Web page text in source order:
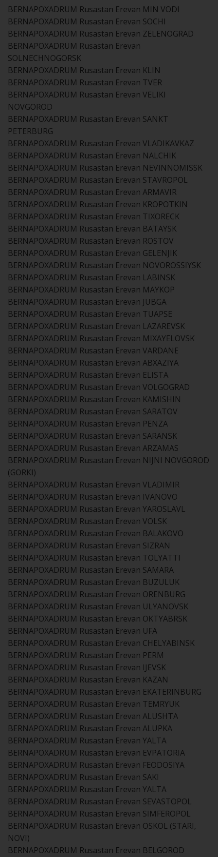
BERNAPOXADRUM Rusastan Erevan MIN VODI
BERNAPOXADRUM Rusastan Erevan SOCHI
BERNAPOXADRUM Rusastan Erevan ZELENOGRAD
BERNAPOXADRUM Rusastan Erevan
SOLNECHNOGORSK
BERNAPOXADRUM Rusastan Erevan KLIN
BERNAPOXADRUM Rusastan Erevan TVER
BERNAPOXADRUM Rusastan Erevan VELIKI
NOVGOROD
BERNAPOXADRUM Rusastan Erevan SANKT
PETERBURG
BERNAPOXADRUM Rusastan Erevan VLADIKAVKAZ
BERNAPOXADRUM Rusastan Erevan NALCHIK
BERNAPOXADRUM Rusastan Erevan NEVINNOMISSK
BERNAPOXADRUM Rusastan Erevan STAVROPOL
BERNAPOXADRUM Rusastan Erevan ARMAVIR
BERNAPOXADRUM Rusastan Erevan KROPOTKIN
BERNAPOXADRUM Rusastan Erevan TIXORECK
BERNAPOXADRUM Rusastan Erevan BATAYSK
BERNAPOXADRUM Rusastan Erevan ROSTOV
BERNAPOXADRUM Rusastan Erevan GELENJIK
BERNAPOXADRUM Rusastan Erevan NOVOROSSIYSK
BERNAPOXADRUM Rusastan Erevan LABINSK
BERNAPOXADRUM Rusastan Erevan MAYKOP
BERNAPOXADRUM Rusastan Erevan JUBGA
BERNAPOXADRUM Rusastan Erevan TUAPSE
BERNAPOXADRUM Rusastan Erevan LAZAREVSK
BERNAPOXADRUM Rusastan Erevan MIXAYELOVSK
BERNAPOXADRUM Rusastan Erevan VARDANE
BERNAPOXADRUM Rusastan Erevan ABXAZIYA
BERNAPOXADRUM Rusastan Erevan ELISTA
BERNAPOXADRUM Rusastan Erevan VOLGOGRAD
BERNAPOXADRUM Rusastan Erevan KAMISHIN
BERNAPOXADRUM Rusastan Erevan SARATOV
BERNAPOXADRUM Rusastan Erevan PENZA
BERNAPOXADRUM Rusastan Erevan SARANSK
BERNAPOXADRUM Rusastan Erevan ARZAMAS
BERNAPOXADRUM Rusastan Erevan NIJNI NOVGOROD
(GORKI)
BERNAPOXADRUM Rusastan Erevan VLADIMIR
BERNAPOXADRUM Rusastan Erevan IVANOVO
BERNAPOXADRUM Rusastan Erevan YAROSLAVL
BERNAPOXADRUM Rusastan Erevan VOLSK
BERNAPOXADRUM Rusastan Erevan BALAKOVO
BERNAPOXADRUM Rusastan Erevan SIZRAN
BERNAPOXADRUM Rusastan Erevan TOLYATTI
BERNAPOXADRUM Rusastan Erevan SAMARA
BERNAPOXADRUM Rusastan Erevan BUZULUK
BERNAPOXADRUM Rusastan Erevan ORENBURG
BERNAPOXADRUM Rusastan Erevan ULYANOVSK
BERNAPOXADRUM Rusastan Erevan OKTYABRSK
BERNAPOXADRUM Rusastan Erevan UFA
BERNAPOXADRUM Rusastan Erevan CHELYABINSK
BERNAPOXADRUM Rusastan Erevan PERM
BERNAPOXADRUM Rusastan Erevan IJEVSK
BERNAPOXADRUM Rusastan Erevan KAZAN
BERNAPOXADRUM Rusastan Erevan EKATERINBURG
BERNAPOXADRUM Rusastan Erevan TEMRYUK
BERNAPOXADRUM Rusastan Erevan ALUSHTA
BERNAPOXADRUM Rusastan Erevan ALUPKA
BERNAPOXADRUM Rusastan Erevan YALTA
BERNAPOXADRUM Rusastan Erevan EVPATORIA
BERNAPOXADRUM Rusastan Erevan FEODOSIYA
BERNAPOXADRUM Rusastan Erevan SAKI
BERNAPOXADRUM Rusastan Erevan YALTA
BERNAPOXADRUM Rusastan Erevan SEVASTOPOL
BERNAPOXADRUM Rusastan Erevan SIMFEROPOL
BERNAPOXADRUM Rusastan Erevan OSKOL (STARI,
NOVI)
BERNAPOXADRUM Rusastan Erevan BELGOROD